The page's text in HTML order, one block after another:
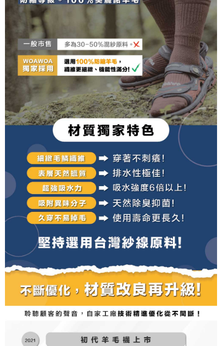
【Nota Penting】
1. Perkhidmatan ini disediakan oleh "Taiwan Mobile Co., Ltd." untuk
membolehkan pengguna membeli produk atau perkhidmatan melalui
perkhidmatan ini semasa transaksi, dan kedai akan menyerahkan hak
tuntutan harga jual/beli ansuran kepada syarikat ini untuk membayar bil
menggunakan bil syarikat ini.
2. Berdasarkan tujuan kontrak persetujuan pembayaran menggunakan
"Pembayaran Ansuran Gogo", kedai akan memberikan maklumat peribadi
anda (termasuk nama, telefon atau alamat) kepada Taiwan Mobile untuk
pengumpulan, pemprosesan dan penggunaan, untuk pengesahan,
semakan dan pembetulan data yang diperlukan untuk bil ansuran oleh
Taiwan Mobile.
3. Sila baca syarat perkhidmatan pengguna secara lengkap melalui
pautan berikut: https://oppay.tw/userRule